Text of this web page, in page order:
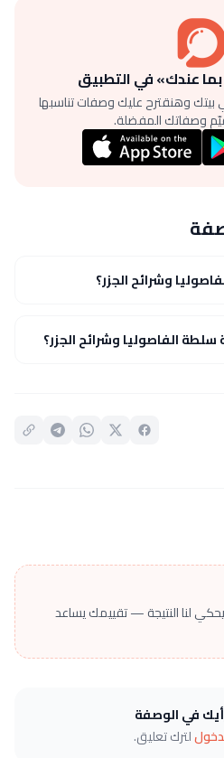
عندك» في التطبيق
وهنقترح عليك وصفات تناسبها
وصفاتك المفضلة.
وشرائح الجزر؟
الفاصوليا وشرائح الجزر؟
لنا النتيجة — تقييمك يساعد
في الوصفة
لترك تعليق.